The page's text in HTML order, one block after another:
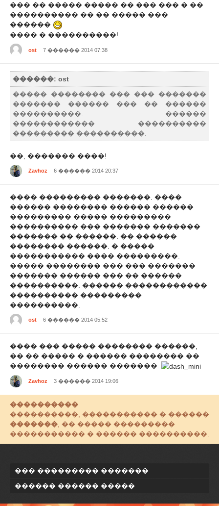
��� �� ����� ����� �� ��� ��� � ��
���������� �� �� ����� ���
������
���� � ����������!
ost 7 ������ 2014 07:38
������: ost
����� �������� ��� ��� �������
������� ������ ��� �� ������
����������. ������
������������ ����������
��������� ����������.
��, ������� ����!
Zavhoz 6 ������ 2014 20:37
���� ��������� �������. ����
������ �������� ������ ������
��������� ����� ���������
���������� ��� ������� �������
������� �� ������. �� ������
�������� ������. � �����
����������� ���� ���������.
����� �������� ��� ��� �������
������� ������ ��� �� ������
����������. ������ ������������
���������� ���������
����������.
ost 6 ������ 2014 05:52
���� ��� ����� �������� ������,
�� �� ����� � ������ �������� ��
�������� ������ �������.
Zavhoz 3 ������ 2014 19:06
����������
����������, ����������� � ������
������� , �� ����� ���������
����������� � ������ ����������.
��� ��������� �������
������ ������ �����